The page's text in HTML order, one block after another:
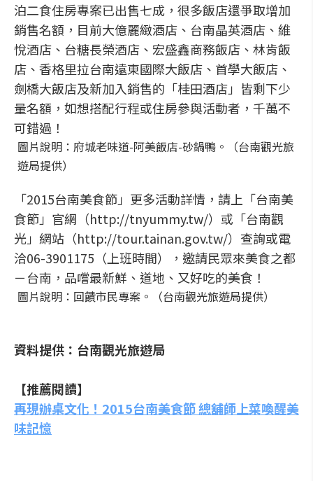
泊二食住房專案已出售七成，很多飯店還爭取增加
銷售名額，目前大億麗緻酒店、台南晶英酒店、維
悅酒店、台糖長榮酒店、宏盛鑫商務飯店、林肯飯
店、香格里拉台南遠東國際大飯店、首學大飯店、
劍橋大飯店及新加入銷售的「桂田酒店」皆剩下少
量名額，如想搭配行程或住房參與活動者，千萬不
可錯過！
圖片說明：府城老味道-阿美飯店-砂鍋鴨。（台南觀光旅
遊局提供）
「2015台南美食節」更多活動詳情，請上「台南美
食節」官網（http://tnyummy.tw/）或「台南觀
光」網站（http://tour.tainan.gov.tw/）查詢或電
洽06-3901175（上班時間），邀請民眾來美食之都
－台南，品嚐最新鮮、道地、又好吃的美食！
圖片說明：回饋市民專案。（台南觀光旅遊局提供）
資料提供：台南觀光旅遊局
【推薦閱讀】
再現辦桌文化！2015台南美食節 總舖師上菜喚醒美
味記憶